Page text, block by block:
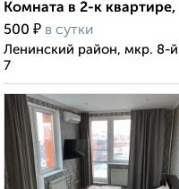
Комната в 2-к
500 ₽ в сутки
Ленинский район, мкр. 8-
7